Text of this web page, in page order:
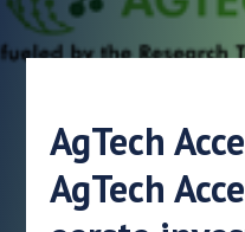
AgTech
AgTech